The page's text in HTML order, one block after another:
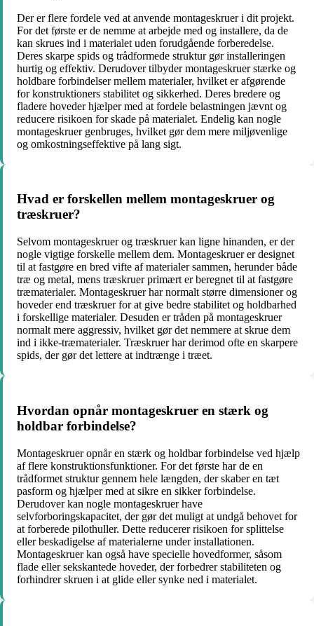
Der er flere fordele ved at anvende montageskruer i dit projekt.
For det første er de nemme at arbejde med og installere, da de
kan skrues ind i materialet uden forudgående forberedelse.
Deres skarpe spids og trådformede struktur gør installeringen
hurtig og effektiv. Derudover tilbyder montageskruer stærke og
holdbare forbindelser mellem materialer, hvilket er afgørende
for konstruktioners stabilitet og sikkerhed. Deres bredere og
fladere hoveder hjælper med at fordele belastningen jævnt og
reducere risikoen for skade på materialet. Endelig kan nogle
montageskruer genbruges, hvilket gør dem mere miljøvenlige
og omkostningseffektive på lang sigt.
Hvad er forskellen mellem montageskruer og
træskruer?
Selvom montageskruer og træskruer kan ligne hinanden, er der
nogle vigtige forskelle mellem dem. Montageskruer er designet
til at fastgøre en bred vifte af materialer sammen, herunder både
træ og metal, mens træskruer primært er beregnet til at fastgøre
træmaterialer. Montageskruer har normalt større dimensioner og
hoveder end træskruer for at give bedre stabilitet og holdbarhed
i forskellige materialer. Desuden er tråden på montageskruer
normalt mere aggressiv, hvilket gør det nemmere at skrue dem
ind i ikke-træmaterialer. Træskruer har derimod ofte en skarpere
spids, der gør det lettere at indtrænge i træet.
Hvordan opnår montageskruer en stærk og
holdbar forbindelse?
Montageskruer opnår en stærk og holdbar forbindelse ved hjælp
af flere konstruktionsfunktioner. For det første har de en
trådformet struktur gennem hele længden, der skaber en tæt
pasform og hjælper med at sikre en sikker forbindelse.
Derudover kan nogle montageskruer have
selvforboringskapacitet, der gør det muligt at undgå behovet for
at forberede pilothuller. Dette reducerer risikoen for splittelse
eller beskadigelse af materialerne under installationen.
Montageskruer kan også have specielle hovedformer, såsom
flade eller sekskantede hoveder, der forbedrer stabiliteten og
forhindrer skruen i at glide eller synke ned i materialet.